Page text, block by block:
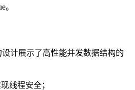
。
设计展示了高性能并发数据结构的
线程安全；